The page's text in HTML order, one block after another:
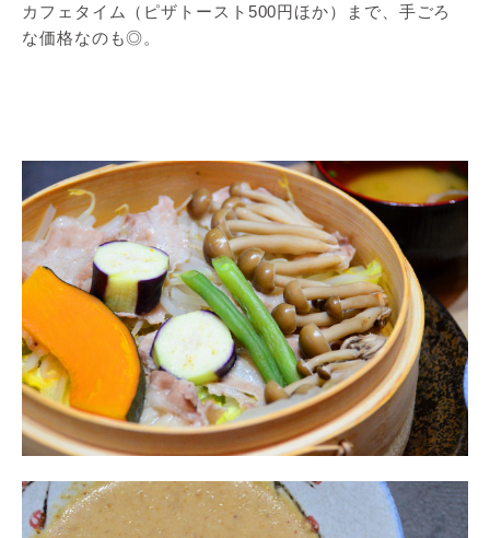
カフェタイム（ピザトースト500円ほか）まで、手ごろ
な価格なのも◎。